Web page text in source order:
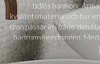
tidlös harmoni.
kvalitetsmaterial och har en
kran passar in i både den
badrumsinredningen.
bästa kvaliteten i
perfekta valet för din